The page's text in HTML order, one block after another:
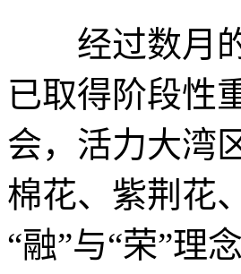
经过数月的
已取得阶段性
会，活力大湾
棉花、紫荆花
“融”与“荣”理